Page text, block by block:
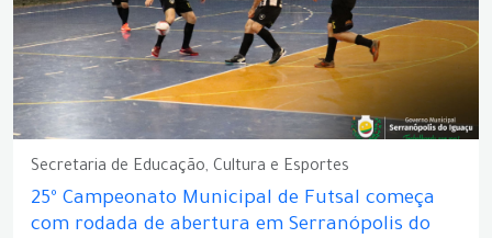
Secretaria de Educação, Cultura e Esportes
25º Campeonato Municipal de Futsal começa
com rodada de abertura em Serranópolis do